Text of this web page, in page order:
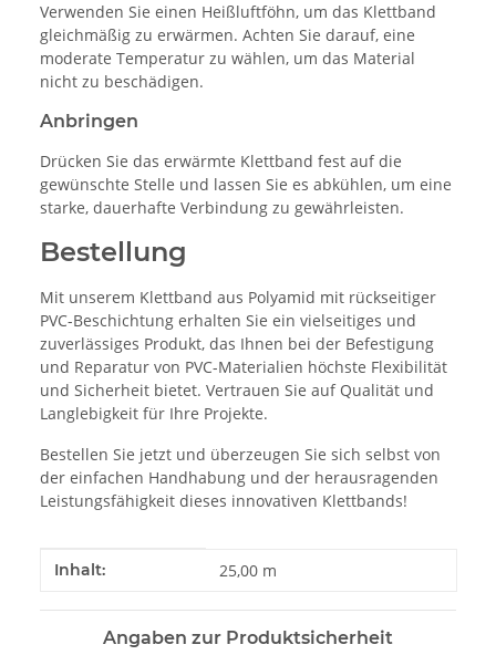
Verwenden Sie einen Heißluftföhn, um das Klettband
gleichmäßig zu erwärmen. Achten Sie darauf, eine
moderate Temperatur zu wählen, um das Material
nicht zu beschädigen.
Anbringen
Drücken Sie das erwärmte Klettband fest auf die
gewünschte Stelle und lassen Sie es abkühlen, um eine
starke, dauerhafte Verbindung zu gewährleisten.
Bestellung
Mit unserem Klettband aus Polyamid mit rückseitiger
PVC-Beschichtung erhalten Sie ein vielseitiges und
zuverlässiges Produkt, das Ihnen bei der Befestigung
und Reparatur von PVC-Materialien höchste Flexibilität
und Sicherheit bietet. Vertrauen Sie auf Qualität und
Langlebigkeit für Ihre Projekte.
Bestellen Sie jetzt und überzeugen Sie sich selbst von
der einfachen Handhabung und der herausragenden
Leistungsfähigkeit dieses innovativen Klettbands!
Produkteigenschaft
Wert
Inhalt: 25,00 m
Angaben zur Produktsicherheit